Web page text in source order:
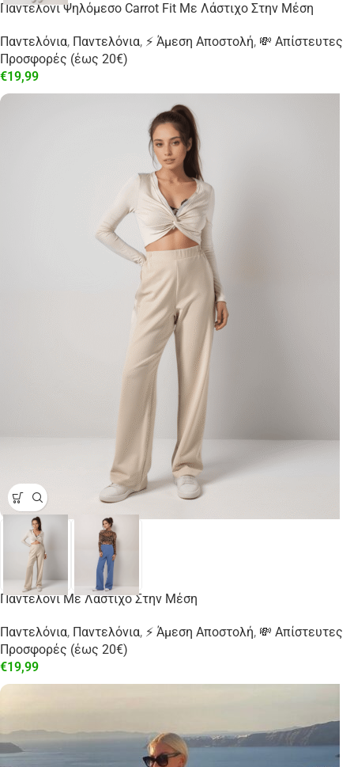
Παντελόνι Ψηλόμεσο Carrot Fit Με Λάστιχο Στην Μέση
Παντελόνια, Παντελόνια, ⚡ Άμεση Αποστολή, 💸 Απίστευτες
Προσφορές (έως 20€)
€19,99
Παντελόνι Με Λάστιχο Στην Μέση
Παντελόνια, Παντελόνια, ⚡ Άμεση Αποστολή, 💸 Απίστευτες
Προσφορές (έως 20€)
€19,99